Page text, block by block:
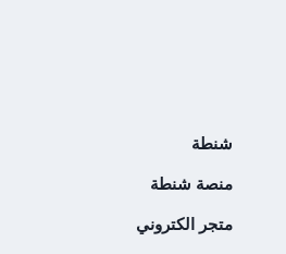
شنطة
منصة شنطة
متجر الكتروني